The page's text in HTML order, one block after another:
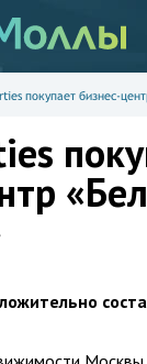
покупает бизнес-